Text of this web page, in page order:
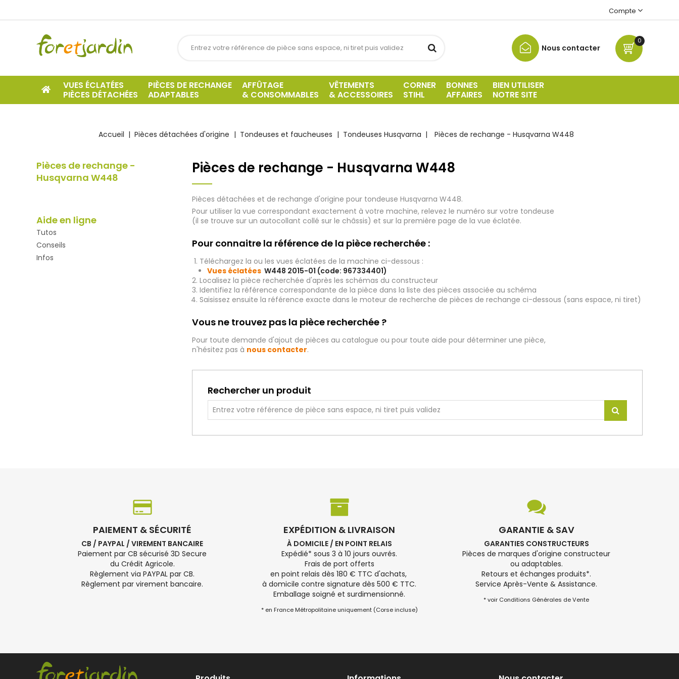
Compte
0
Nous contacter
VUES ÉCLATÉES
PIÈCES DÉTACHÉES
PIÈCES DE RECHANGE
ADAPTABLES
AFFÛTAGE
& CONSOMMABLES
VÊTEMENTS
& ACCESSOIRES
CORNER
STIHL
BONNES
AFFAIRES
BIEN UTILISER
NOTRE SITE
Accueil Pièces détachées d'origine Tondeuses et faucheuses Tondeuses Husqvarna Pièces de rechange - Husqvarna W448
Pièces de rechange -
Husqvarna W448
Aide en ligne
Tutos
Conseils
Infos
Pièces de rechange - Husqvarna W448
Pièces détachées et de rechange d'origine pour tondeuse Husqvarna W448.
Pour utiliser la vue correspondant exactement à votre machine, relevez le numéro sur votre tondeuse
(il se trouve sur un autocollant collé sur le châssis) et sur la première page de la vue éclatée.
Pour connaitre la référence de la pièce recherchée :
Téléchargez la ou les vues éclatées de la machine ci-dessous :
Vues éclatées W448 2015-01 (code: 967334401)
Localisez la pièce recherchée d'après les schémas du constructeur
Identifiez la référence correspondante de la pièce dans la liste des pièces associée au schéma
Saisissez ensuite la référence exacte dans le moteur de recherche de pièces de rechange ci-dessous (sans espace, ni tiret)
Vous ne trouvez pas la pièce recherchée ?
Pour toute demande d'ajout de pièces au catalogue ou pour toute aide pour déterminer une pièce,
n'hésitez pas à nous contacter.
Rechercher un produit
PAIEMENT & SÉCURITÉ
CB / PAYPAL / VIREMENT BANCAIRE
Paiement par CB sécurisé 3D Secure
du Crédit Agricole.
Règlement via PAYPAL par CB.
Règlement par virement bancaire.
EXPÉDITION & LIVRAISON
À DOMICILE / EN POINT RELAIS
Expédié* sous 3 à 10 jours ouvrés.
Frais de port offerts
en point relais dès 180 € TTC d'achats,
à domicile contre signature dès 500 € TTC.
Emballage soigné et surdimensionné.
* en France Métropolitaine uniquement (Corse incluse)
GARANTIE & SAV
GARANTIES CONSTRUCTEURS
Pièces de marques d'origine constructeur
ou adaptables.
Retours et échanges produits*.
Service Après-Vente & Assistance.
* voir Conditions Générales de Vente